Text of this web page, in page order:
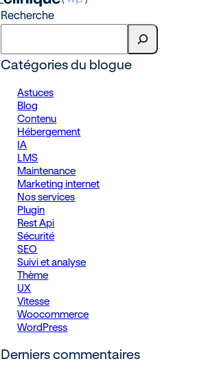
Recherche
Catégories du blogue
Astuces
Blog
Contenu
Hébergement
IA
LMS
Maintenance
Marketing internet
Nos services
Plugin
Rest Api
Sécurité
SEO
Suivi et analyse
Thème
UX
Vitesse
Woocommerce
WordPress
Derniers commentaires